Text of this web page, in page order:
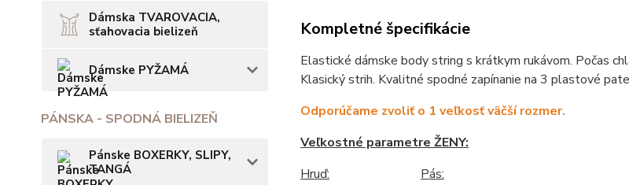
Dámska TVAROVACIA,
sťahovacia bielizeň
Dámske PYŽAMÁ
PÁNSKA - SPODNÁ BIELIZEŇ
Pánske BOXERKY, SLIPY,
TANGÁ
Kompletné špecifikácie
Elastické dámske body string s krátkym rukávom. Počas
Klasický strih. Kvalitné spodné zapínanie na 3 plastové
Odporúčame zvoliť o 1 veľkosť väčší rozmer.
Veľkostné parametre ŽENY:
Hruď:
Pás: